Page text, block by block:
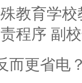
教育学
程序 副
而更省电